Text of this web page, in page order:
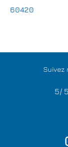
60420
Suivez
5/ 5